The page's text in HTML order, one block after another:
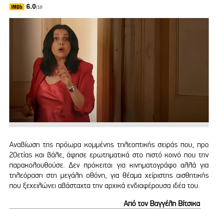
6.0/10
Αναβίωση της πρόωρα κομμένης τηλεοπτικής σειράς που, προ
20ετίας και βάλε, άφησε ερωτηματικά στο πιστό κοινό που την
παρακολουθούσε. Δεν πρόκειται για κινηματογράφο αλλά για
τηλεόραση στη μεγάλη οθόνη, για θέαμα χείριστης αισθητικής
που ξεχειλώνει αβάσταχτα την αρχικά ενδιαφέρουσα ιδέα του.
Από τον Βαγγέλη Βίτσικα